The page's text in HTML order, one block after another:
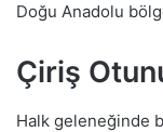
Doğu Anadolu
Çiriş
Halk geleneğinde